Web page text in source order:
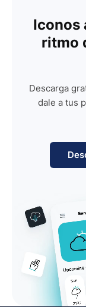
Iconos
ritmo
Descarga
dale a tus